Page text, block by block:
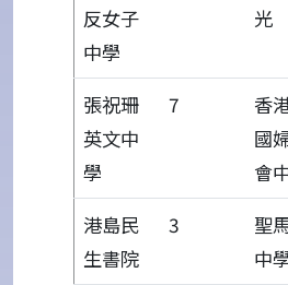
反女子
中學
光
張祝珊
英文中
學
7
香
國
會
港島民
生書院
3
聖
中